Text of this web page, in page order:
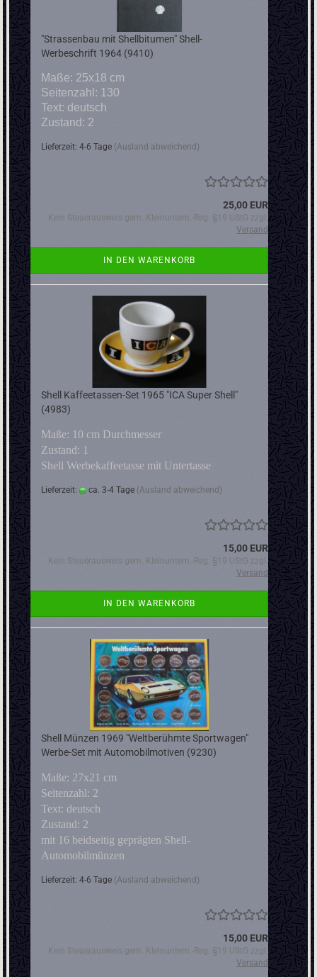
"Strassenbau mit Shellbitumen" Shell-
Werbeschrift 1964 (9410)
Maße: 25x18 cm
Seitenzahl: 130
Text: deutsch
Zustand: 2
Lieferzeit: 4-6 Tage (Ausland abweichend)
25,00 EUR
Kein Steuerausweis gem. Kleinuntern.-Reg. §19 UStG zzgl.
Versand
IN DEN WARENKORB
Shell Kaffeetassen-Set 1965 "ICA Super Shell"
(4983)
Maße: 10 cm Durchmesser
Zustand: 1
Shell Werbekaffeetasse mit Untertasse
Lieferzeit: ca. 3-4 Tage (Ausland abweichend)
15,00 EUR
Kein Steuerausweis gem. Kleinuntern.-Reg. §19 UStG zzgl.
Versand
IN DEN WARENKORB
Shell Münzen 1969 "Weltberühmte Sportwagen"
Werbe-Set mit Automobilmotiven (9230)
Maße: 27x21 cm
Seitenzahl: 2
Text: deutsch
Zustand: 2
mit 16 beidseitig geprägten Shell-
Automobilmünzen
Lieferzeit: 4-6 Tage (Ausland abweichend)
15,00 EUR
Kein Steuerausweis gem. Kleinuntern.-Reg. §19 UStG zzgl.
Versand